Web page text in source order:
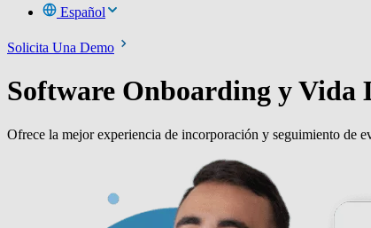
Español
Solicita Una Demo
Software Onboarding y Vida
Ofrece la mejor experiencia de incorporación y seguimiento de